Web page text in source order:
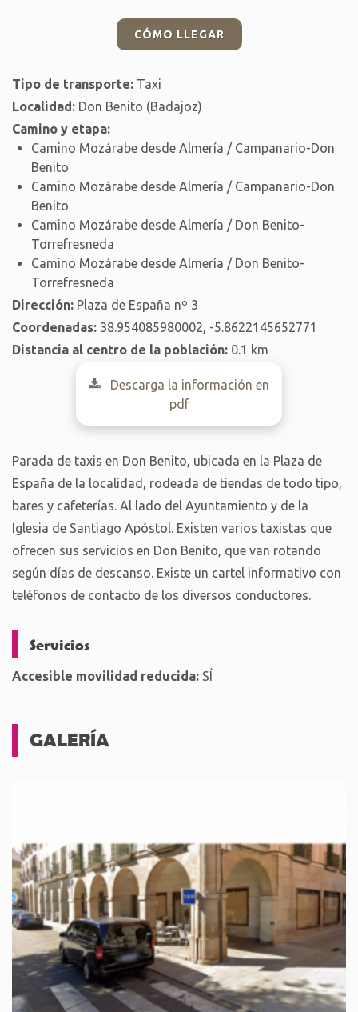
CÓMO LLEGAR
Tipo de transporte: Taxi
Localidad: Don Benito (Badajoz)
Camino y etapa:
Camino Mozárabe desde Almería / Campanario-Don
Benito
Camino Mozárabe desde Almería / Campanario-Don
Benito
Camino Mozárabe desde Almería / Don Benito-
Torrefresneda
Camino Mozárabe desde Almería / Don Benito-
Torrefresneda
Dirección: Plaza de España nº 3
Coordenadas: 38.954085980002, -5.8622145652771
Distancia al centro de la población: 0.1 km
Descarga la información en
pdf
Parada de taxis en Don Benito, ubicada en la Plaza de
España de la localidad, rodeada de tiendas de todo tipo,
bares y cafeterías. Al lado del Ayuntamiento y de la
Iglesia de Santiago Apóstol. Existen varios taxistas que
ofrecen sus servicios en Don Benito, que van rotando
según días de descanso. Existe un cartel informativo con
teléfonos de contacto de los diversos conductores.
Servicios
Accesible movilidad reducida: SÍ
GALERÍA